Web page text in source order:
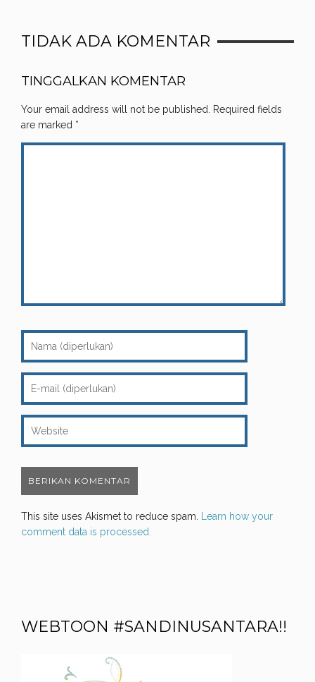
TIDAK ADA KOMENTAR
TINGGALKAN KOMENTAR
Your email address will not be published. Required fields
are marked *
This site uses Akismet to reduce spam. Learn how your
comment data is processed.
WEBTOON #SANDINUSANTARA!!